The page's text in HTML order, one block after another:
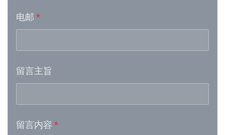
Week 18│2026-5-2
Week 16│2026-4-18
Week 13│2026-3-28
电邮 *
留言主旨
留言内容 *